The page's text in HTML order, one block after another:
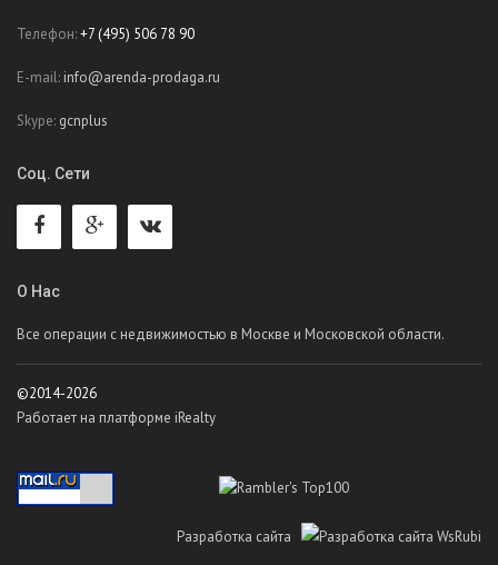
Телефон:+7 (495) 506 78 90
E-mail: info@arenda-prodaga.ru
Skype: gcnplus
Соц. Сети
О Нас
Все операции с недвижимостью в Москве и Московской области.
©2014-2026
Работает на платформе iRealty
Разработка сайта